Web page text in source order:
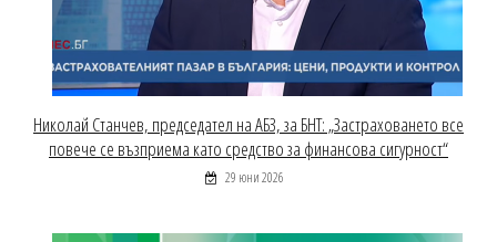
Николай Станчев, председател на АБЗ, за БНТ: „Застраховането все
повече се възприема като средство за финансова сигурност“
29 юни 2026